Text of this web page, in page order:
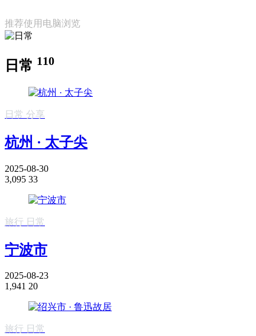
推荐使用电脑浏览
日常 110
日常 分享
杭州 · 太子尖
2025-08-30
3,095 33
旅行 日常
宁波市
2025-08-23
1,941 20
旅行 日常